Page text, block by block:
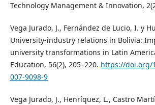
Technology Management & Innovation,
Vega Jurado, J., Fernández de Lucio, I. y
University-industry relations in Bolivia:
university transformations in Latin
Education, 56(2), 205–220. https://doi.org/
007-9098-9
Vega Jurado, J., Henríquez, L., Castro